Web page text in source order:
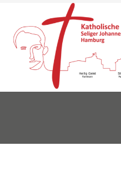
Inhalt
springen